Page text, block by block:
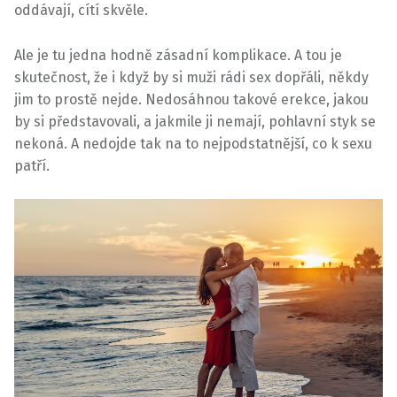
oddávají, cítí skvěle.
Ale je tu jedna hodně zásadní komplikace. A tou je
skutečnost, že i když by si muži rádi sex dopřáli, někdy
jim to prostě nejde. Nedosáhnou takové erekce, jakou
by si představovali, a jakmile ji nemají, pohlavní styk se
nekoná. A nedojde tak na to nejpodstatnější, co k sexu
patří.